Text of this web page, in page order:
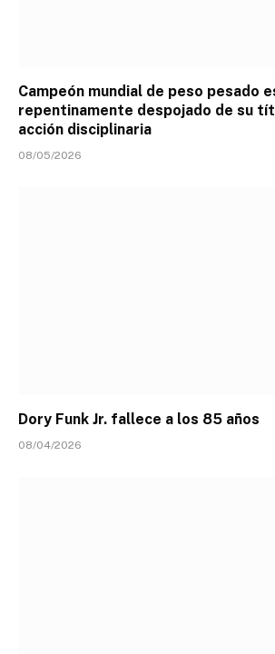
Campeón mundial de peso pesado
repentinamente despojado de su
acción disciplinaria
08/05/2026
Dory Funk Jr. fallece a los 85 años
08/04/2026